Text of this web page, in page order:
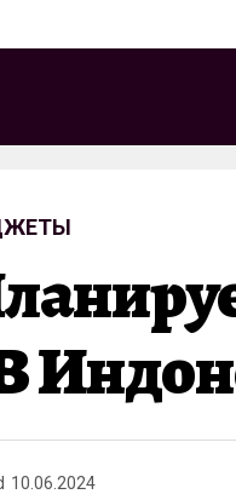
10.06.2024